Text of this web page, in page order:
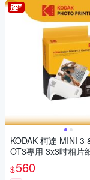
KODAK 柯達 MINI 3
OT3專用 3x3吋相片
0張) 公司貨
$560